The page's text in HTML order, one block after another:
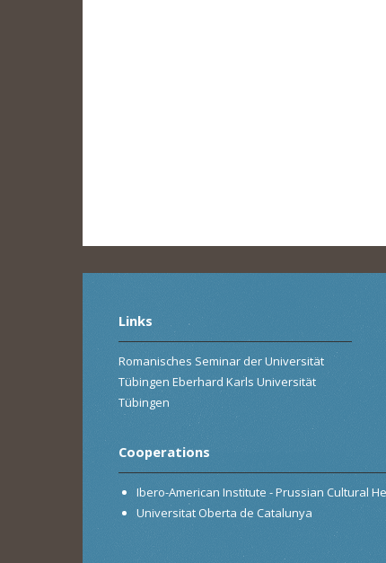
Links
Romanisches Seminar der Universität
Tübingen Eberhard Karls Universität
Tübingen
Cooperations
Ibero-American Institute - Prussian Cultural
Universitat Oberta de Catalunya